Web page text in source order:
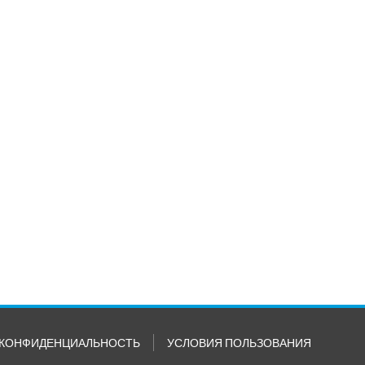
КОНФИДЕНЦИАЛЬНОСТЬ УСЛОВИЯ ПОЛЬЗОВАНИЯ